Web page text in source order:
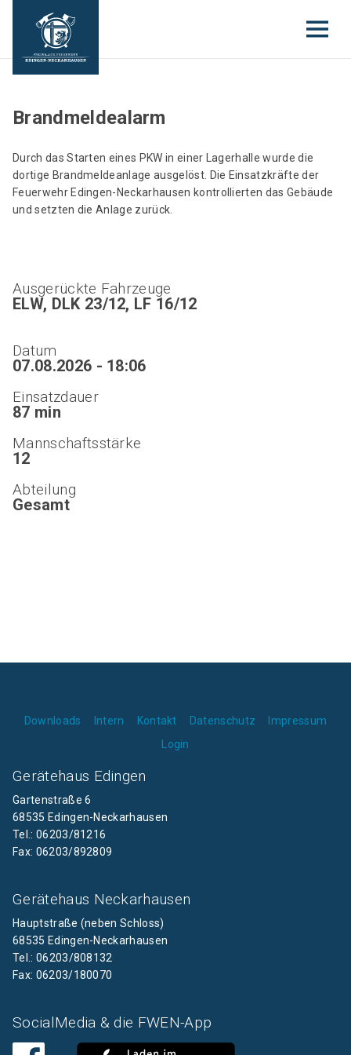
Brandmeldealarm
Durch das Starten eines PKW in einer Lagerhalle wurde die
dortige Brandmeldeanlage ausgelöst. Die Einsatzkräfte der
Feuerwehr Edingen-Neckarhausen kontrollierten das Gebäude
und setzten die Anlage zurück.
Ausgerückte Fahrzeuge
ELW, DLK 23/12, LF 16/12
Datum
07.08.2026 - 18:06
Einsatzdauer
87 min
Mannschaftsstärke
12
Abteilung
Gesamt
Downloads Intern Kontakt Datenschutz
Impressum
Login
Gerätehaus Edingen
Gartenstraße 6
68535 Edingen-Neckarhausen
Tel.: 06203/81216
Fax: 06203/892809
Gerätehaus Neckarhausen
Hauptstraße (neben Schloss)
68535 Edingen-Neckarhausen
Tel.: 06203/808132
Fax: 06203/180070
SocialMedia & die FWEN-App